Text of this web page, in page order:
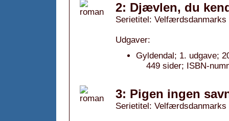
2: Djævlen, du
Serietitel: Velfærdsdanmarks
Udgaver:
Gyldendal; 1. udgave;
449 sider; ISBN-
3: Pigen ingen
Serietitel: Velfærdsdanmarks